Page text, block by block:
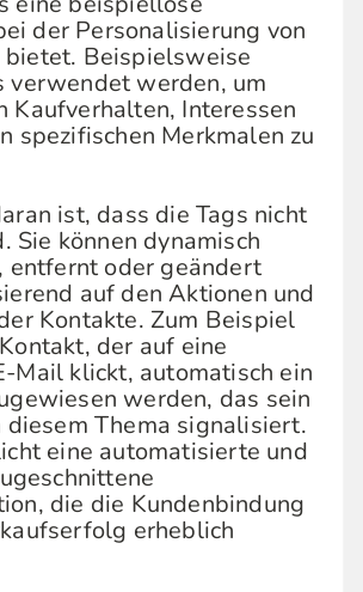
der Personalisierung von
bietet. Beispielsweise
verwendet werden, um
Kaufverhalten, Interessen
spezifischen Merkmalen zu
ist, dass die Tags nicht
Sie können dynamisch
entfernt oder geändert
auf den Aktionen und
Kontakte. Zum Beispiel
der auf eine
Mail klickt, automatisch ein
werden, das sein
diesem Thema signalisiert.
eine automatisierte und
die die Kundenbindung
erheblich